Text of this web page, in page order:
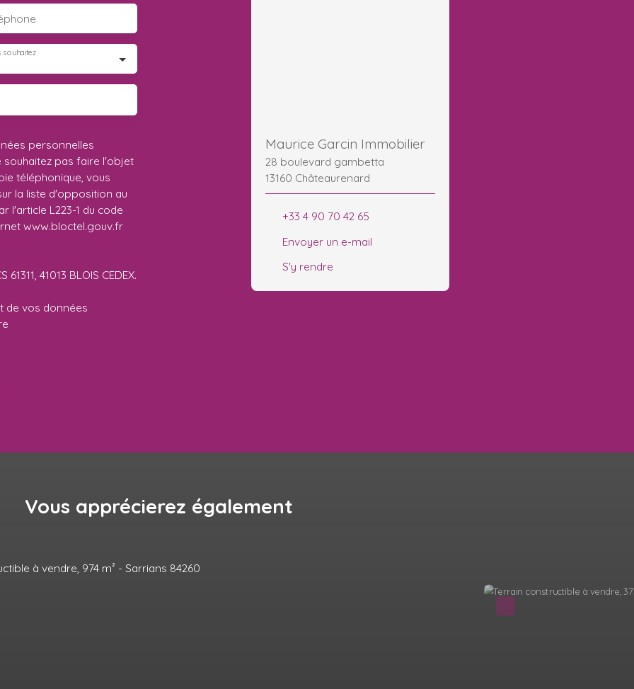
souhaitez
personnelles
souhaitez pas faire l'objet
téléphonique, vous
la liste d'opposition au
l'article L223-1 du code
www.bloctel.gouv.fr
41013 BLOIS CEDEX.
de vos données
Maurice Garcin Immobilier
28 boulevard gambetta
13160 Châteaurenard
+33 4 90 70 42 65
Envoyer un e-mail
S'y rendre
Vous apprécierez également